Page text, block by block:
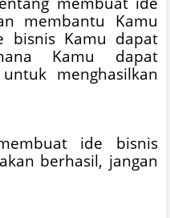
membantu Kamu
bisnis Kamu dapat
Kamu dapat
menghasilkan
ide bisnis
berhasil, jangan